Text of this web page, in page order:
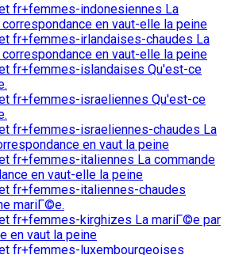
fr+femmes-indonesiennes La
en vaut-elle la peine
fr+femmes-irlandaises-chaudes La
en vaut-elle la peine
fr+femmes-islandaises Qu'est-ce
fr+femmes-israeliennes Qu'est-ce
fr+femmes-israeliennes-chaudes La
en vaut la peine
fr+femmes-italiennes La commande
en vaut-elle la peine
fr+femmes-italiennes-chaudes
mariГ©e.
fr+femmes-kirghizes La mariГ©e par
en vaut la peine
fr+femmes-luxembourgeoises